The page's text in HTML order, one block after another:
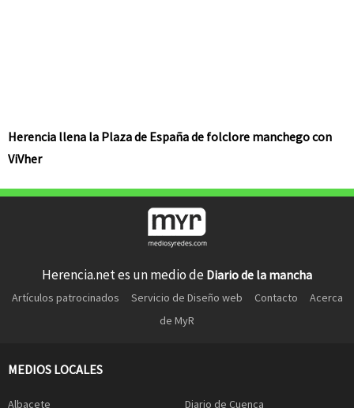
Herencia llena la Plaza de España de folclore manchego con
ViVher
Herencia.net es un medio de Diario de la mancha
Artículos patrocinados Servicio de Diseño web Contacto
Acerca
de MyR
MEDIOS LOCALES
Albacete Diario de Cuenca